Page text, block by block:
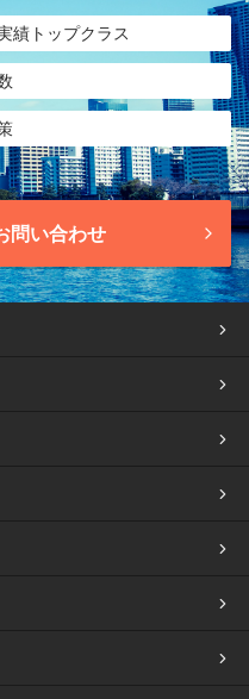
績トップクラス
問い合わせ